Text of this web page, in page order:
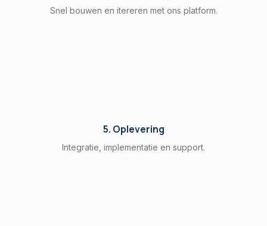
Snel bouwen en itereren met ons platform.
5. Oplevering
Integratie, implementatie en support.